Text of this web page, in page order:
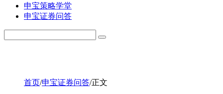
申宝策略学堂
申宝证券问答
首页/申宝证券问答/正文